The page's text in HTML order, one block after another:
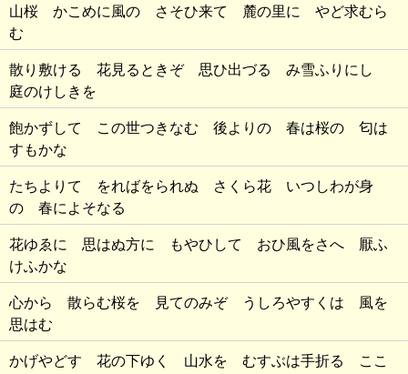
山桜 かこめに風の さそひ来て 麓の里に やど求むら
む
散り敷ける 花見るときぞ 思ひ出づる み雪ふりにし
庭のけしきを
飽かずして この世つきなむ 後よりの 春は桜の 匂は
すもかな
たちよりて をればをられぬ さくら花 いつしわが身
の 春によそなる
花ゆゑに 思はぬ方に もやひして おひ風をさへ 厭ふ
けふかな
心から 散らむ桜を 見てのみぞ うしろやすくは 風を
思はむ
かげやどす 花の下ゆく 山水を むすぶは手折る ここ